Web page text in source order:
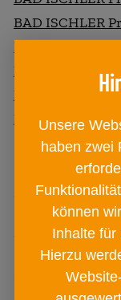
BAD ISCHLER
BAD ISCHLER
BAD ISCHLER
BAD ISCHLER
BAD ISCHLER
Füllmenge
Verpackung
Lagerhinweis
Unsere
haben zwei
können
Inhalte für
Hierzu